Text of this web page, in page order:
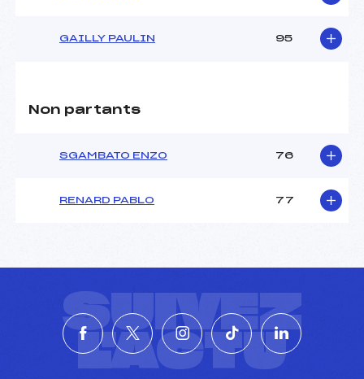
GAILLY PAULIN 95
Non partants
SGAMBATO ENZO 76
RENARD PABLO 77
SUIVEZ
L'ACTU